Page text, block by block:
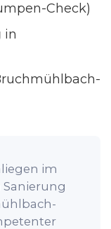
Check)
in
im